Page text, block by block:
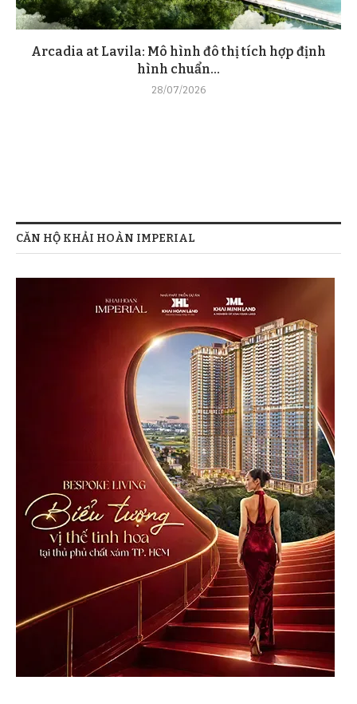
Arcadia at Lavila: Mô hình đô thị tích hợp định
hình chuẩn...
28/07/2026
CĂN HỘ KHẢI HOÀN IMPERIAL